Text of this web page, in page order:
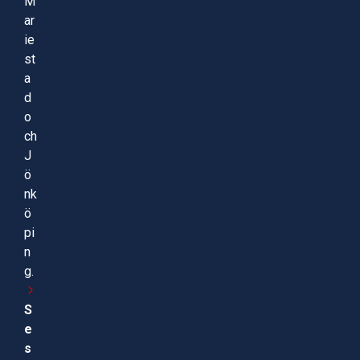
ar
ie
st
a
d
o
ch
J
ö
nk
ö
pi
n
g.
S
e
s